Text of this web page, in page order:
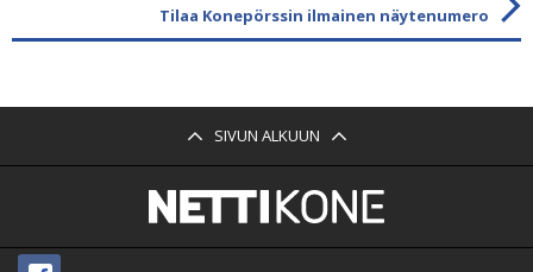
Tilaa Konepörssin ilmainen näytenumero
SIVUN ALKUUN